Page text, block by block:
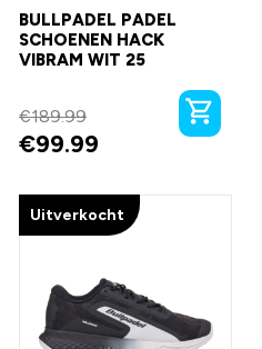
BULLPADEL PADEL
SCHOENEN HACK
VIBRAM WIT 25
€189.99
€99.99
Uitverkocht